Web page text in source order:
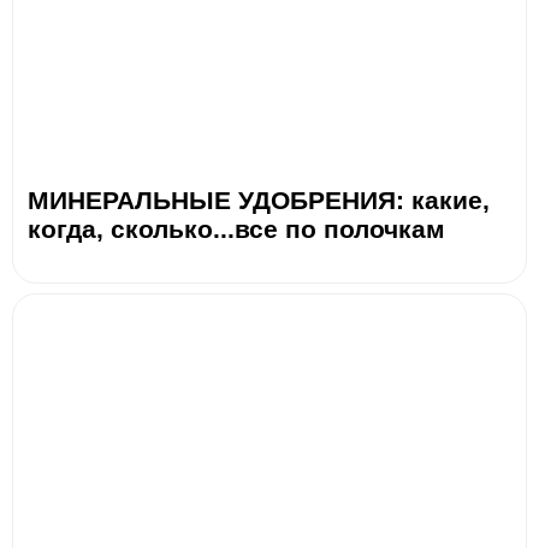
МИНЕРАЛЬНЫЕ УДОБРЕНИЯ: какие,
когда, сколько...все по полочкам